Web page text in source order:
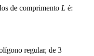
de comprimento L é:
regular, de 3